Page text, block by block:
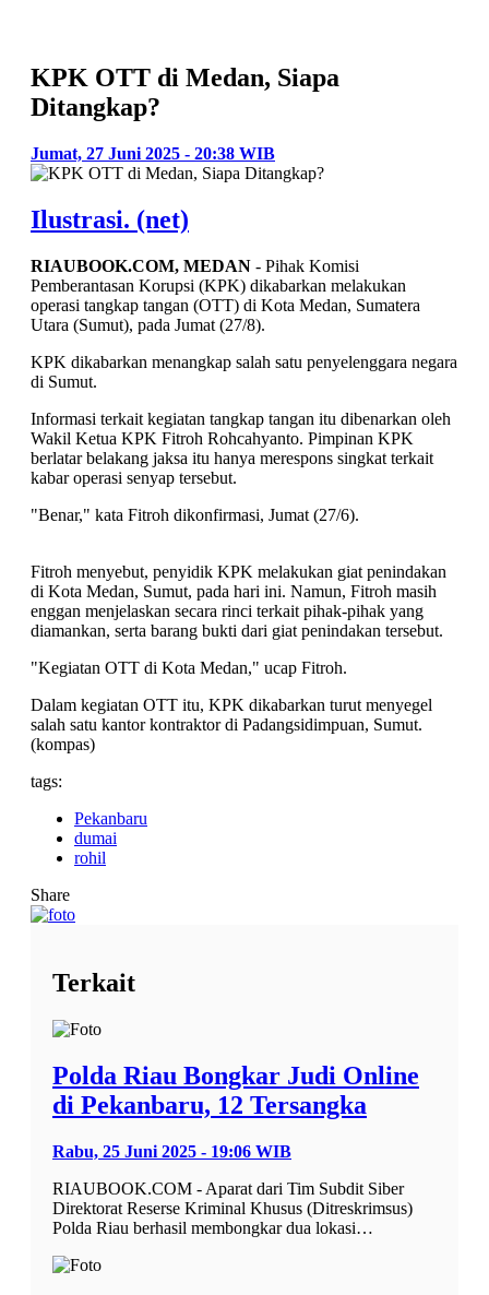
KPK OTT di Medan, Siapa
Ditangkap?
Jumat, 27 Juni 2025 - 20:38 WIB
Ilustrasi. (net)
RIAUBOOK.COM, MEDAN - Pihak Komisi
Pemberantasan Korupsi (KPK) dikabarkan melakukan
operasi tangkap tangan (OTT) di Kota Medan, Sumatera
Utara (Sumut), pada Jumat (27/8).
KPK dikabarkan menangkap salah satu penyelenggara negara
di Sumut.
Informasi terkait kegiatan tangkap tangan itu dibenarkan oleh
Wakil Ketua KPK Fitroh Rohcahyanto. Pimpinan KPK
berlatar belakang jaksa itu hanya merespons singkat terkait
kabar operasi senyap tersebut.
"Benar," kata Fitroh dikonfirmasi, Jumat (27/6).
Fitroh menyebut, penyidik KPK melakukan giat penindakan
di Kota Medan, Sumut, pada hari ini. Namun, Fitroh masih
enggan menjelaskan secara rinci terkait pihak-pihak yang
diamankan, serta barang bukti dari giat penindakan tersebut.
"Kegiatan OTT di Kota Medan," ucap Fitroh.
Dalam kegiatan OTT itu, KPK dikabarkan turut menyegel
salah satu kantor kontraktor di Padangsidimpuan, Sumut.
(kompas)
tags:
Pekanbaru
dumai
rohil
Share
Terkait
Polda Riau Bongkar Judi Online
di Pekanbaru, 12 Tersangka
Rabu, 25 Juni 2025 - 19:06 WIB
RIAUBOOK.COM - Aparat dari Tim Subdit Siber
Direktorat Reserse Kriminal Khusus (Ditreskrimsus)
Polda Riau berhasil membongkar dua lokasi…